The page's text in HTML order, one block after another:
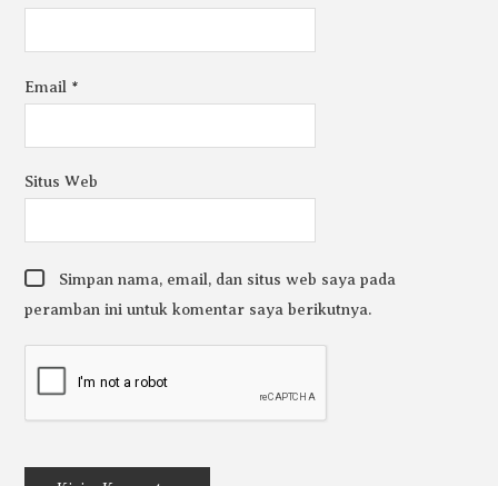
Email *
Situs Web
Simpan nama, email, dan situs web saya pada
peramban ini untuk komentar saya berikutnya.